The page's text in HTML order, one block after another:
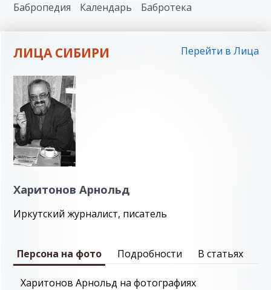
Бабропедия
Календарь Бабротека
ЛИЦА СИБИРИ Перейти в Лица
Харитонов Арнольд
Иркутский журналист, писатель
Персона на фото Подробности В статьях
Харитонов Арнольд на фотографиях